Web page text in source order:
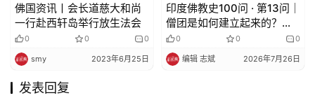
佛国资讯丨会长道慈大和尚
一行赴西轩岛举行放生法会
0 0 0
smy 2023年6月25日
印度佛教史100问 · 第13问｜
僧团是如何建立起来的？它
在印度社会中是一种什么样
的存在？
0 0 0
编辑 志斌 2026年7月26日
发表回复